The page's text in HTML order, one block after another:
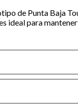
de Punta Baja
ideal para